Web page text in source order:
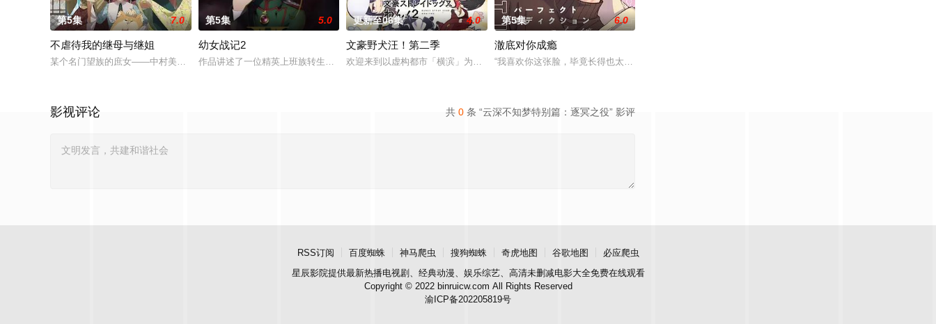
第5集 7.0
不虐待我的继母与继姐
某个名门望族的庶女——中村美冶，原本与母亲两人过着虽清贫却幸福的生活。然而有一天，她深爱的母亲去世了，美冶被鸿藏家族的本家收
第5集 5.0
幼女战记2
作品讲述了一位精英上班族转生至战火纷飞的异世界，成为少女谭雅·提古雷查夫，并凭借前世的理智与知识在帝国军中步步高升的故事
更新至06集 4.0
文豪野犬汪！第二季
欢迎来到以虚构都市「横滨」为舞台，一众如同疯跑乱咬、四处乱窜的迷途犬们，热热闹闹、鸡飞狗跳的日常世界！依旧针锋相对、冲突不断
第5集 6.0
澈底对你成瘾
“我喜欢你这张脸，毕竟长得也太好看了吧。”明仁是个颜控、私生活风流不羁的大学生，偏偏看不顺眼长相貌
共 0 条 “云深不知梦特别篇：逐冥之役” 影评
影视评论
RSS订阅 百度蜘蛛 神马爬虫 搜狗蜘蛛 奇虎地图 谷歌地图
必应爬虫
星辰影院提供最新热播电视剧、经典动漫、娱乐综艺、高清未删减电影大全免费在线观看
Copyright © 2022 binruicw.com All Rights Reserved
渝ICP备202205819号